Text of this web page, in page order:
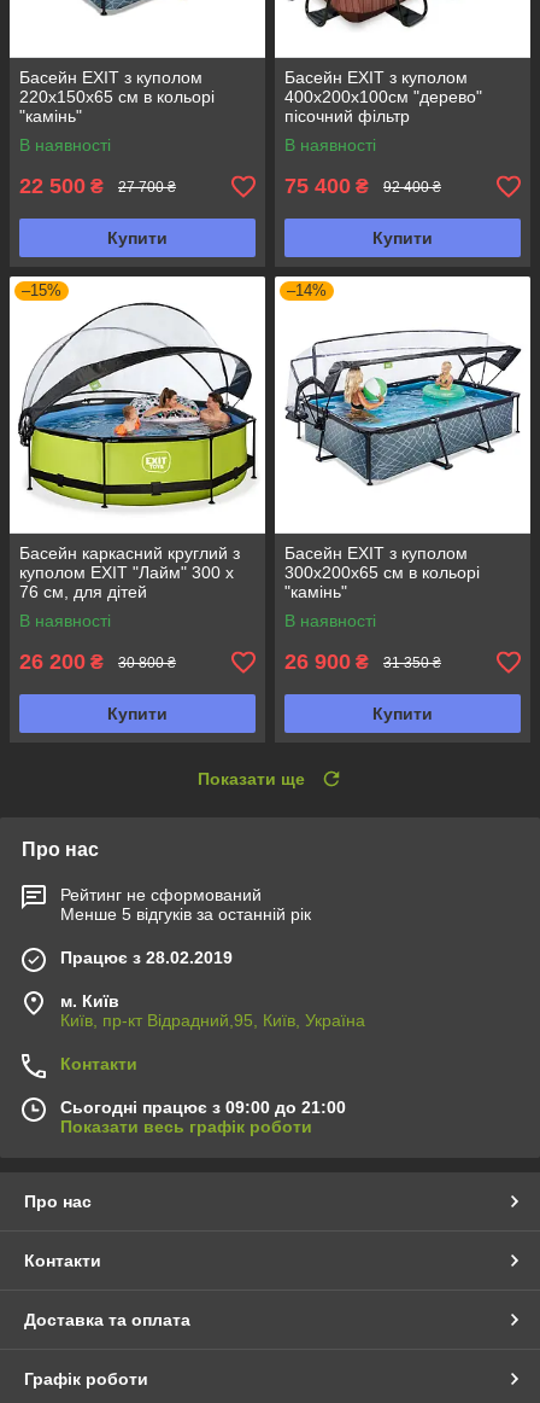
Басейн EXIT з куполом
220х150х65 см в кольорі
"камінь"
В наявності
22 500 ₴ 27 700 ₴
Купити
Басейн EXIT з куполом
400х200х100см "дерево"
пісочний фільтр
В наявності
75 400 ₴ 92 400 ₴
Купити
–15%
Басейн каркасний круглий з
куполом EXIT "Лайм" 300 х
76 см, для дітей
В наявності
26 200 ₴ 30 800 ₴
Купити
–14%
Басейн EXIT з куполом
300х200х65 см в кольорі
"камінь"
В наявності
26 900 ₴ 31 350 ₴
Купити
Показати ще
Про нас
Рейтинг не сформований
Менше 5 відгуків за останній рік
Працює з 28.02.2019
м. Київ
Київ, пр-кт Відрадний,95, Київ, Україна
Контакти
Сьогодні працює з 09:00 до 21:00
Показати весь графік роботи
Про нас
Контакти
Доставка та оплата
Графік роботи